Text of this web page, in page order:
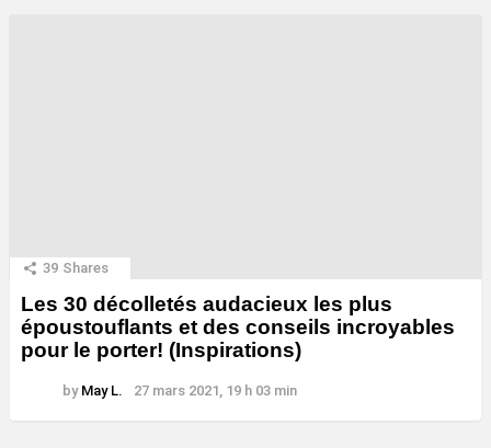
39 Shares
Les 30 décolletés audacieux les plus
époustouflants et des conseils incroyables
pour le porter! (Inspirations)
by May L. 27 mars 2021, 19 h 03 min